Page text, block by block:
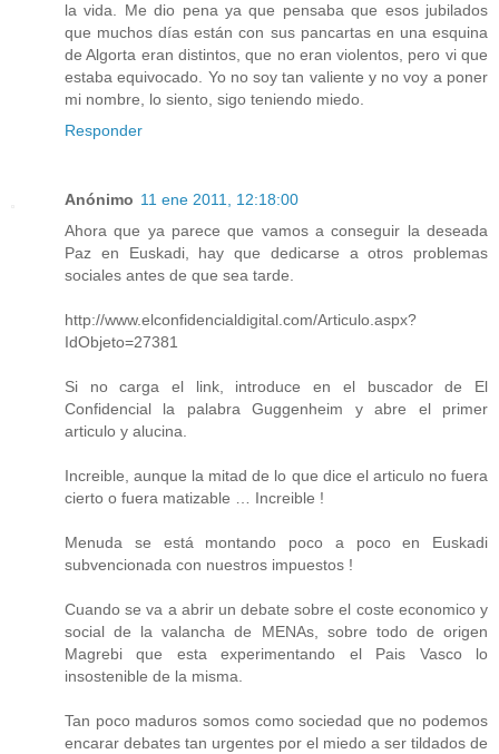
la vida. Me dio pena ya que pensaba que esos jubilados
que muchos días están con sus pancartas en una esquina
de Algorta eran distintos, que no eran violentos, pero vi que
estaba equivocado. Yo no soy tan valiente y no voy a poner
mi nombre, lo siento, sigo teniendo miedo.
Responder
Anónimo 11 ene 2011, 12:18:00
Ahora que ya parece que vamos a conseguir la deseada
Paz en Euskadi, hay que dedicarse a otros problemas
sociales antes de que sea tarde.
http://www.elconfidencialdigital.com/Articulo.aspx?
IdObjeto=27381
Si no carga el link, introduce en el buscador de El
Confidencial la palabra Guggenheim y abre el primer
articulo y alucina.
Increible, aunque la mitad de lo que dice el articulo no fuera
cierto o fuera matizable … Increible !
Menuda se está montando poco a poco en Euskadi
subvencionada con nuestros impuestos !
Cuando se va a abrir un debate sobre el coste economico y
social de la valancha de MENAs, sobre todo de origen
Magrebi que esta experimentando el Pais Vasco lo
insostenible de la misma.
Tan poco maduros somos como sociedad que no podemos
encarar debates tan urgentes por el miedo a ser tildados de